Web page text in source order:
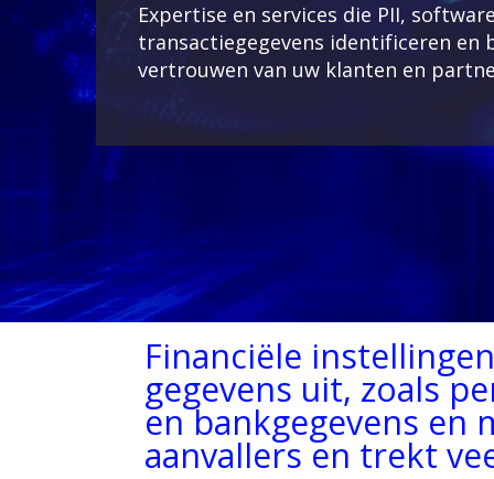
Expertise en services die PII,
transactiegegevens identificeren en
vertrouwen van uw klanten en
Financiële
gegevens uit, zoals
en bankgegevens
aanvallers en trekt